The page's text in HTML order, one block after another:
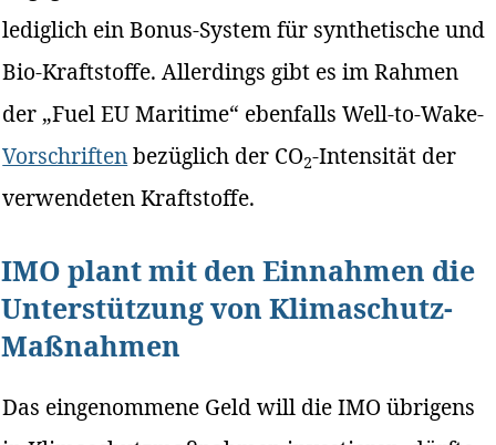
lediglich ein Bonus-System für synthetische und
Bio-Kraftstoffe. Allerdings gibt es im Rahmen
der „Fuel EU Maritime“ ebenfalls Well-to-Wake-
Vorschriftenbezüglich der CO2-Intensität der
verwendeten Kraftstoffe.
IMO plant mit den Einnahmen die
Unterstützung von Klimaschutz-
Maßnahmen
Das eingenommene Geld will die IMO übrigens